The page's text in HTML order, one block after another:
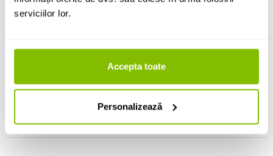
serviciilor lor.
Accepta toate
Personalizează
Akai EWI Solo
Disponibilitate: La Comanda
ADAUGA IN COS